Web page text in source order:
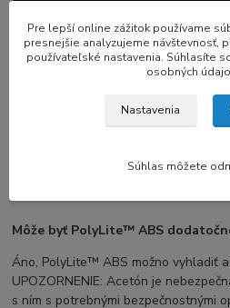
Môže byť PolyLite™ ABS
Áno, PolyLite™ ABS možno vyhladiť
UPOZORNENIE: Acetón je
s ním s potrebnými bezpečnostnými
Pre lepší online zážitok používame
presnejšie analyzujeme návštevnosť,
používateľské nastavenia. Súhlasíte
osobných
Nastavenia
Súhlas môžete